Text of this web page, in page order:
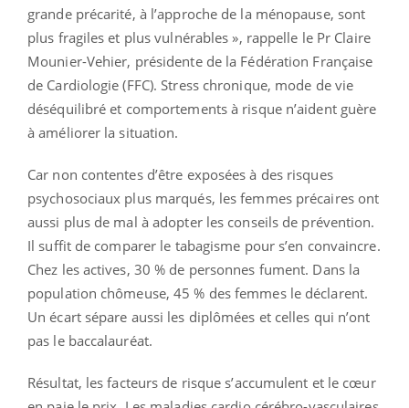
grande précarité, à l’approche de la ménopause, sont
plus fragiles et plus vulnérables », rappelle le Pr Claire
Mounier-Vehier, présidente de la Fédération Française
de Cardiologie (FFC). Stress chronique, mode de vie
déséquilibré et comportements à risque n’aident guère
à améliorer la situation.
Car non contentes d’être exposées à des risques
psychosociaux plus marqués, les femmes précaires ont
aussi plus de mal à adopter les conseils de prévention.
Il suffit de comparer le tabagisme pour s’en convaincre.
Chez les actives, 30 % de personnes fument. Dans la
population chômeuse, 45 % des femmes le déclarent.
Un écart sépare aussi les diplômées et celles qui n’ont
pas le baccalauréat.
Résultat, les facteurs de risque s’accumulent et le cœur